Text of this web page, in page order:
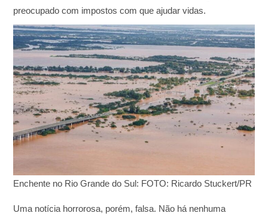
preocupado com impostos com que ajudar vidas.
Enchente no Rio Grande do Sul: FOTO: Ricardo Stuckert/PR
Uma notícia horrorosa, porém, falsa. Não há nenhuma